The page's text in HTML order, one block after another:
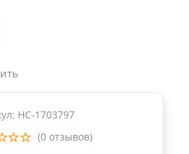
НС-1703797
(0 отзывов)